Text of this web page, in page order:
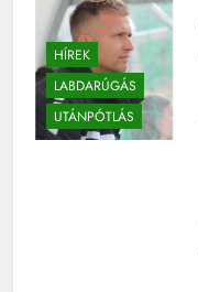
HÍREK
LABDARÚGÁS
UTÁNPÓTLÁS